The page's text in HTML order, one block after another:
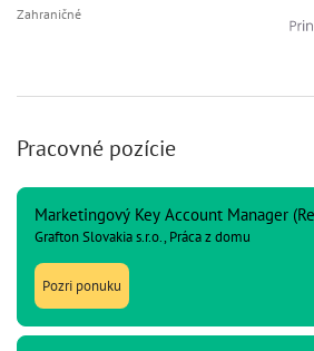
Zahraničné
Pracovné pozície
Marketingový Key Account Manager
Grafton Slovakia s.r.o., Práca z domu
Pozri ponuku